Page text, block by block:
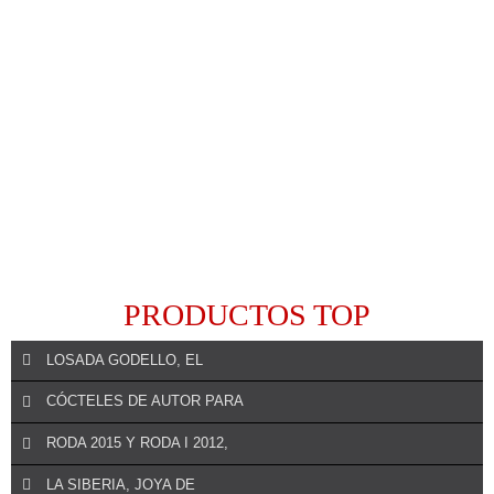
PRODUCTOS TOP
LOSADA GODELLO, EL
CÓCTELES DE AUTOR PARA
RODA 2015 Y RODA I 2012,
LA SIBERIA, JOYA DE